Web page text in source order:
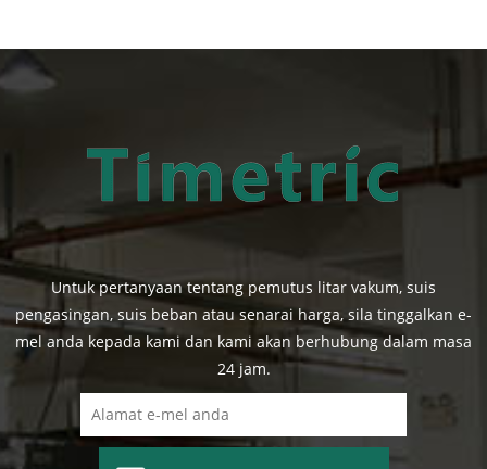
Untuk pertanyaan tentang pemutus litar vakum, suis
pengasingan, suis beban atau senarai harga, sila tinggalkan e-
mel anda kepada kami dan kami akan berhubung dalam masa
24 jam.